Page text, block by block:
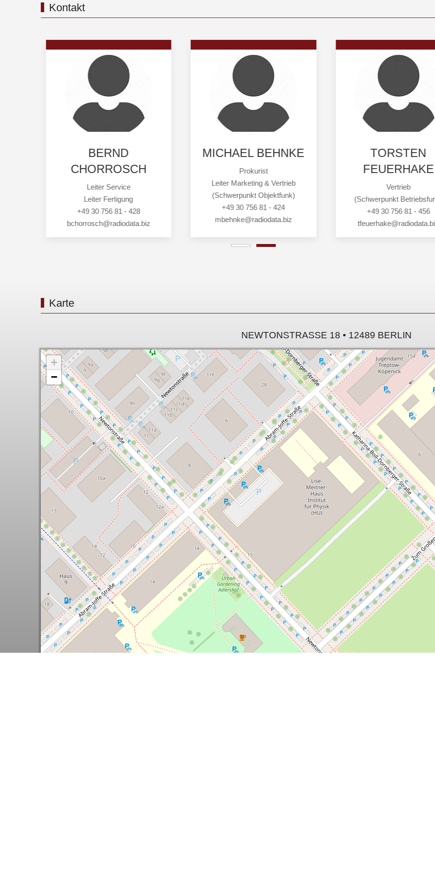
Kontakt
MICHAEL BEHNKE
Prokurist
Leiter Marketing & Vertrieb
(Schwerpunkt Objektfunk)
+49 30 756 81 - 424
mbehnke@radiodata.biz
TORSTEN
FEUERHAKE
Vertrieb
(Schwerpunkt
+49 30 756 81 - 456
BERND
CHORROSCH
Leiter Service
Leiter Fertigung
+49 30 756 81 - 428
bchorrosch@radiodata.biz
Karte
NEWTONSTRASSE 18 • 12489 BERLIN
+
−